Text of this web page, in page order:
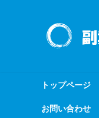
トップページ
お問い合わせ